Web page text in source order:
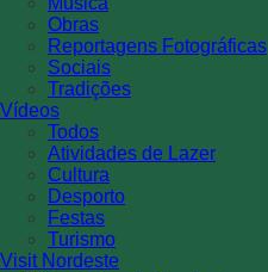
Obras
Reportagens Fotográficas
Sociais
Tradições
Vídeos
Todos
Atividades de Lazer
Cultura
Desporto
Festas
Turismo
Visit Nordeste